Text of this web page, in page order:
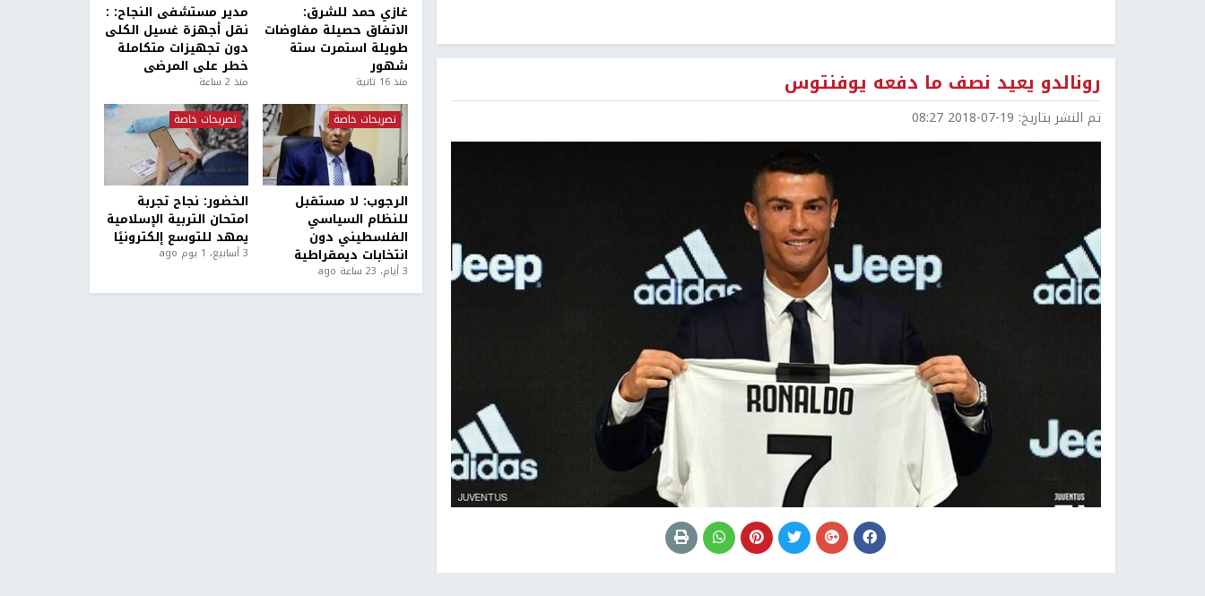
رونالدو يعيد نصف ما دفعه يوفنتوس
تم النشر بتاريخ: 2018-07-19 08:27
غازي حمد للشرق:
الاتفاق حصيلة مفاوضات
طويلة استمرت ستة
شهور
منذ 16 ثانية
مدير مستشفى النجاح: :
نقل أجهزة غسيل الكلى
دون تجهيزات متكاملة
خطر على المرضى
منذ 2 ساعة
تصريحات خاصة
الرجوب: لا مستقبل
للنظام السياسي
الفلسطيني دون
انتخابات ديمقراطية
3 أيام، 23 ساعة ago
تصريحات خاصة
الخضور: نجاح تجربة
امتحان التربية الإسلامية
يمهد للتوسع إلكترونيًا
3 أسابيع، 1 يوم ago